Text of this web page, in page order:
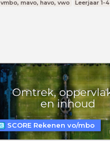
vmbo, mavo, havo, vwo
Leerjaar 1-4
SCORE Rekenen vo/mbo